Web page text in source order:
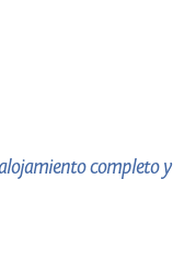
completo y